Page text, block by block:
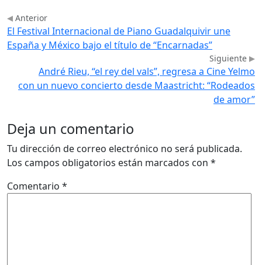
Anterior
El Festival Internacional de Piano Guadalquivir une
España y México bajo el título de “Encarnadas”
Siguiente
André Rieu, “el rey del vals”, regresa a Cine Yelmo
con un nuevo concierto desde Maastricht: “Rodeados
de amor”
Deja un comentario
Tu dirección de correo electrónico no será publicada.
Los campos obligatorios están marcados con *
Comentario *